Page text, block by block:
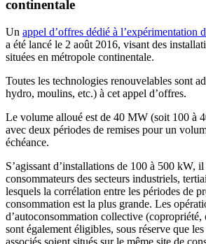
continentale
Un appel d’offres dédié à l’expérimentation
a été lancé le 2 août 2016, visant des
situées en métropole continentale.
Toutes les technologies renouvelables sont
hydro, moulins, etc.) à cet appel d’offres.
Le volume alloué est de 40 MW (soit 100 à
avec deux périodes de remises pour un
échéance.
S’agissant d’installations de 100 à 500 kW,
consommateurs des secteurs industriels,
lesquels la corrélation entre les périodes de
consommation est la plus grande. Les
d’autoconsommation collective (copropriété,
sont également éligibles, sous réserve que
associés soient situés sur le même site de